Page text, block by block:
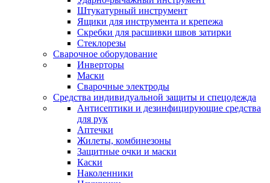
Штукатурный инструмент
Ящики для инструмента и крепежа
Скребки для расшивки швов затирки
Стеклорезы
Сварочное оборудование
Инверторы
Маски
Сварочные электроды
Средства индивидуальной защиты и спецодежда
Антисептики и дезинфицирующие средства
для рук
Аптечки
Жилеты, комбинезоны
Защитные очки и маски
Каски
Наколенники